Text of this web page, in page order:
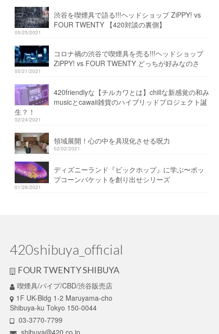
渋谷を喫煙具で語る!!!ヘッドショップ ZiPPY! vs
FOUR TWENTY 【420対談の裏側】
05/25/2021
コロナ禍の渋谷で喫煙具を売る!!!ヘッドショップ
ZiPPY! vs FOUR TWENTY どっちが好みなのさ
05/21/2021
420friendlyな【チルカワとは】chillな新感覚の和み
musicとcawaii雑貨のハイブリッドプロジェクト誕
生？！
02/24/2021
領域展開！心の中を具現化させる呪力
02/02/2021
ディズニーランド『ビックホップ』に学ぶ〜ポッ
プコーンバケットを創り出せシリーズ
01/26/2021
420shibuya_official
FOUR TWENTY SHIBUYA
喫煙具/パイプ/CBD/渋谷販売店
1F UK-Bldg 1-2 Maruyama-cho
Shibuya-ku Tokyo 150-0044
03-3770-7799